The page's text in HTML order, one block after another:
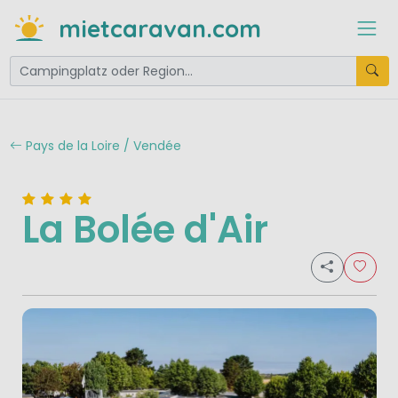
mietcaravan.com
Pays de la Loire / Vendée
La Bolée d'Air